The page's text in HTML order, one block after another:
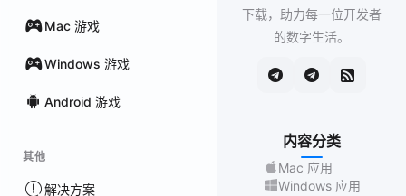
Mac 游戏
Windows 游戏
Android 游戏
其他
解决方案
下载，助力每一位开发者
的数字生活。
内容分类
Mac 应用
Windows 应用